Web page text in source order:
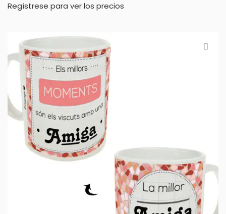
Regístrese para ver los precios